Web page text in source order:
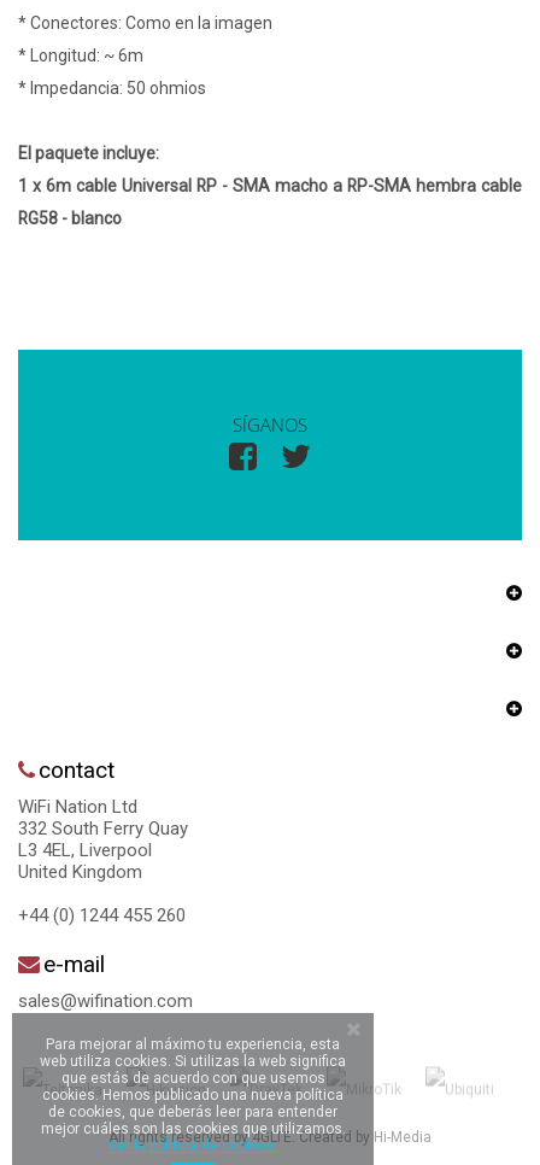
* Conectores: Como en la imagen
* Longitud: ~ 6m
* Impedancia: 50 ohmios
El paquete incluye:
1 x 6m cable Universal RP - SMA macho a RP-SMA hembra cable
RG58 - blanco
SÍGANOS
contact
WiFi Nation Ltd
332 South Ferry Quay
L3 4EL, Liverpool
United Kingdom
+44 (0) 1244 455 260
e-mail
sales@wifination.com
All rights reserved by 4GLTE. Created by Hi-Media
Para mejorar al máximo tu experiencia, esta
web utiliza cookies. Si utilizas la web significa
que estás de acuerdo con que usemos
cookies. Hemos publicado una nueva política
de cookies, que deberás leer para entender
mejor cuáles son las cookies que utilizamos.
Ver la política de cookies.